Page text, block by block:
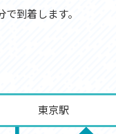
到着します。
東京駅